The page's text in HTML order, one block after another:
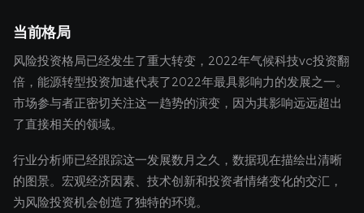
当前格局
风险投资格局已经发生了重大转变，2022年气候科技vc投资翻
倍，能源转型投资加速代表了2022年最具影响力的发展之一。
市场参与者正密切关注这一趋势的演变，因为其影响远远超出
了直接相关的领域。
行业分析师已经跟踪这一发展数月之久，数据现在描绘出清晰
的图景。宏观经济因素、技术创新和投资者情绪变化的交汇，
为风险投资机会创造了独特的环境。